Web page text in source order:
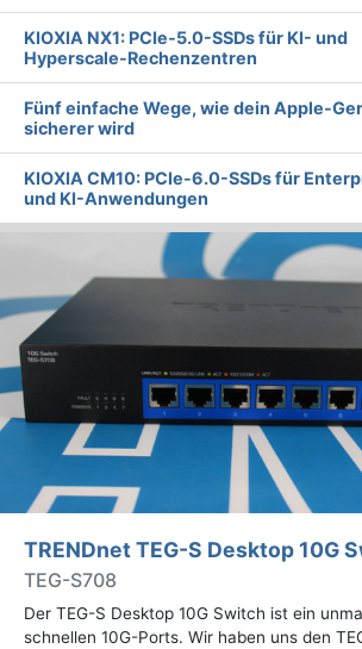
KIOXIA NX1: PCIe-5.0-SSDs für KI- und
Hyperscale-Rechenzentren
Fünf einfache Wege, wie dein Apple-
sicherer wird
KIOXIA CM10: PCIe-6.0-SSDs für
und KI-Anwendungen
TRENDnet TEG-S Desktop 10G
TEG-S708
Der TEG-S Desktop 10G Switch ist ein
schnellen 10G-Ports. Wir haben uns den